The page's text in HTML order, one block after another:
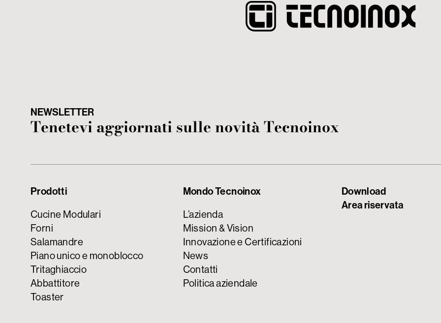
NEWSLETTER
Tenetevi aggiornati sulle novità Tecnoinox
Prodotti
Cucine Modulari
Forni
Salamandre
Piano unico e monoblocco
Tritaghiaccio
Abbattitore
Toaster
Mondo Tecnoinox
L’azienda
Mission & Vision
Innovazione e Certificazioni
News
Contatti
Politica aziendale
Download
Area riservata